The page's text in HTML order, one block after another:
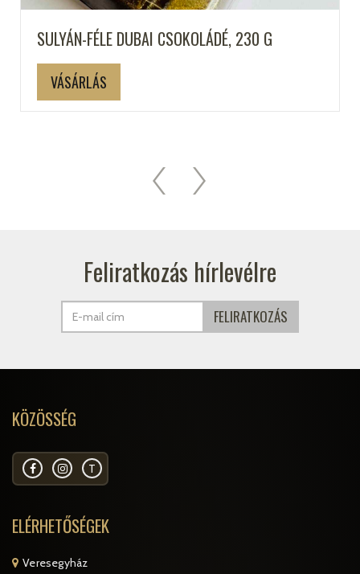
SULYÁN-FÉLE DUBAI CSOKOLÁDÉ, 230 G
VÁSÁRLÁS
Feliratkozás hírlevélre
KÖZÖSSÉG
T
ELÉRHETŐSÉGEK
Veresegyház